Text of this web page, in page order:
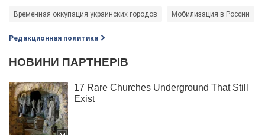
Временная оккупация украинских городов Мобилизация в России
Редакционная политика